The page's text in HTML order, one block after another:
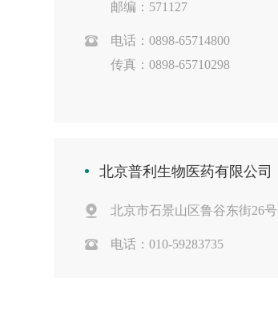
邮编：571127
电话：0898-65714800
传真：0898-65710298
北京普利生物医药有限公司
北京市石景山区鲁谷东街26号
电话：010-59283735